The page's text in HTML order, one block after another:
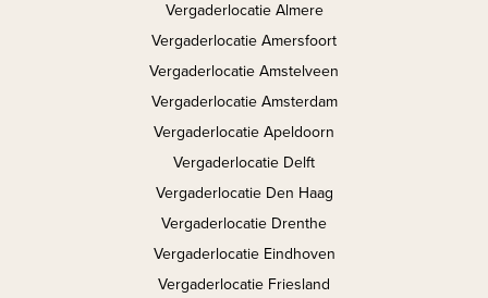
Vergaderlocatie Almere
Vergaderlocatie Amersfoort
Vergaderlocatie Amstelveen
Vergaderlocatie Amsterdam
Vergaderlocatie Apeldoorn
Vergaderlocatie Delft
Vergaderlocatie Den Haag
Vergaderlocatie Drenthe
Vergaderlocatie Eindhoven
Vergaderlocatie Friesland